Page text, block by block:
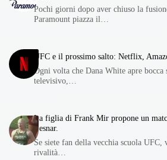
Pochi giorni dopo aver chiuso la
Paramount piazza il…
UFC e il prossimo salto: Netflix,
Ogni volta che Dana White apre bocca
televisivo,…
La figlia di Frank Mir propone un
Lesnar.
Se siete fan della vecchia scuola UFC,
rivalità…